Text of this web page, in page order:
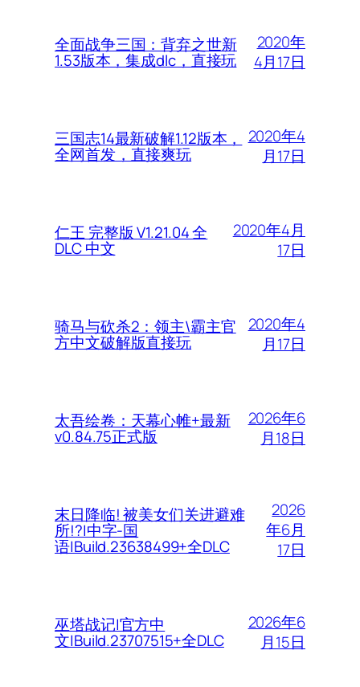
全面战争三国：背弃之世新
1.53版本，集成dlc，直接玩
2020年
4月17日
三国志14最新破解1.12版本，
全网首发，直接爽玩
2020年4
月17日
仁王 完整版 V1.21.04 全
DLC 中文
2020年4月
17日
骑马与砍杀2：领主\霸主官
方中文破解版直接玩
2020年4
月17日
太吾绘卷：天幕心帷+最新
v0.84.75正式版
2026年6
月18日
末日降临! 被美女们关进避难
所!?|中字-国
语|Build.23638499+全DLC
2026
年6月
17日
巫塔战记|官方中
文|Build.23707515+全DLC
2026年6
月15日